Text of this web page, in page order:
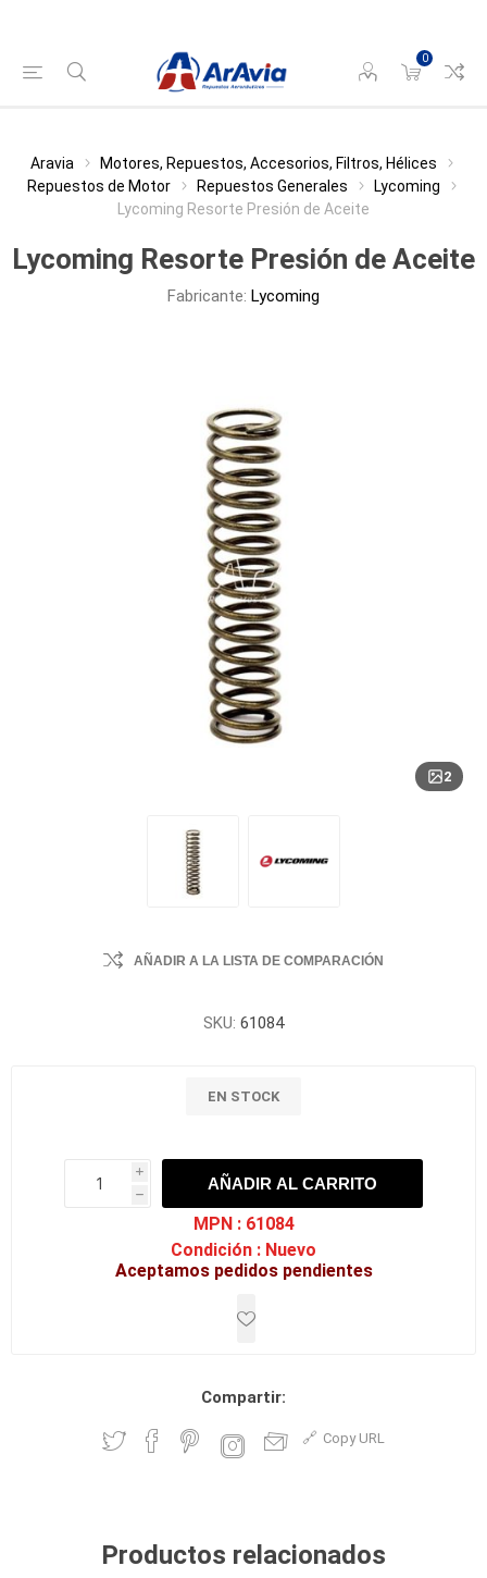
0
Aravia
Motores, Repuestos, Accesorios, Filtros, Hélices
Repuestos de Motor
Repuestos Generales
Lycoming
Lycoming Resorte Presión de Aceite
Lycoming Resorte Presión de Aceite
Fabricante: Lycoming
2
AÑADIR A LA LISTA DE COMPARACIÓN
SKU: 61084
EN STOCK
i
h
h
AÑADIR AL CARRITO
MPN : 61084
Condición : Nuevo
Aceptamos pedidos pendientes
Compartir:
Copy URL
Productos relacionados